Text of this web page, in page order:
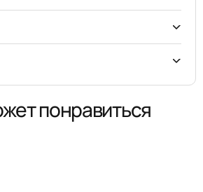
понравиться